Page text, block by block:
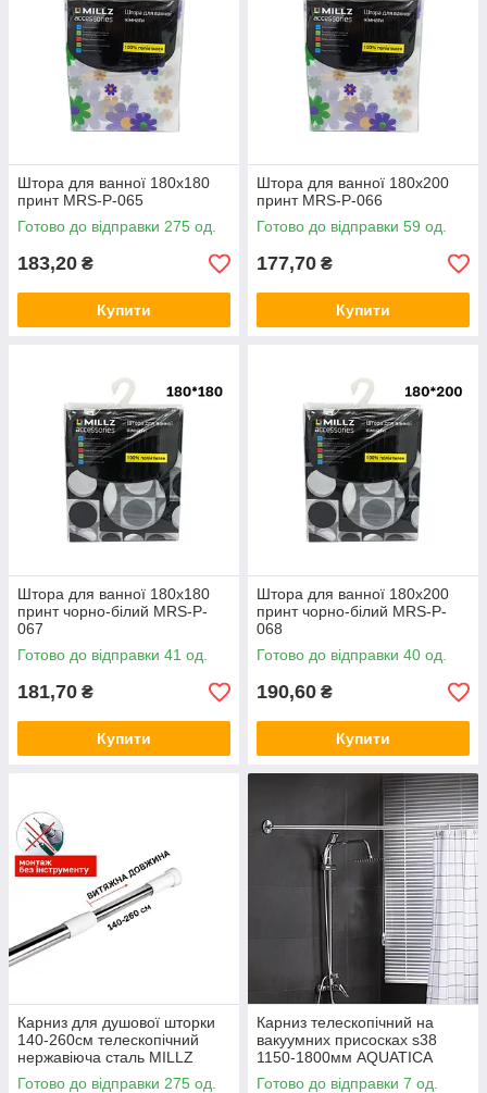
Штора для ванної 180х180
принт MRS-P-065
Готово до відправки 275 од.
183,20 ₴
Купити
Штора для ванної 180х200
принт MRS-P-066
Готово до відправки 59 од.
177,70 ₴
Купити
Штора для ванної 180х180
принт чорно-білий MRS-P-
067
Готово до відправки 41 од.
181,70 ₴
Купити
Штора для ванної 180х200
принт чорно-білий MRS-P-
068
Готово до відправки 40 од.
190,60 ₴
Купити
Карниз для душової шторки
140-260см телескопічний
нержавіюча сталь MILLZ
Готово до відправки 275 од.
Карниз телескопічний на
вакуумних присосках s38
1150-1800мм AQUATICA
(9783834)
Готово до відправки 7 од.